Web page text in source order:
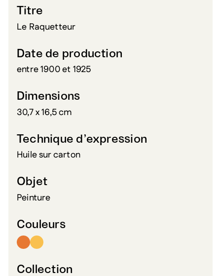
Titre
Le Raquetteur
Date de production
entre 1900 et 1925
Dimensions
30,7 x 16,5 cm
Technique d’expression
Huile sur carton
Objet
Peinture
Couleurs
Collection